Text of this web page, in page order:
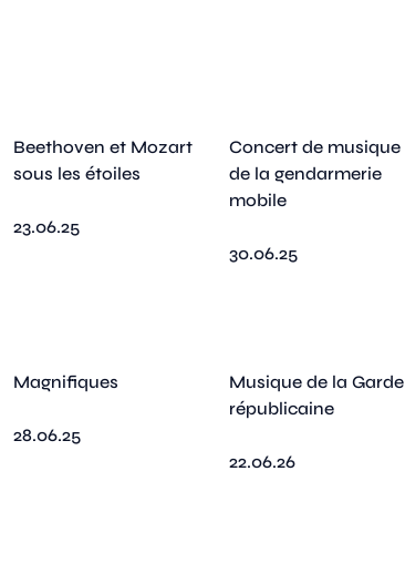
Beethoven et Mozart
sous les étoiles
23.06.25
Concert de musique
de la gendarmerie
mobile
30.06.25
Magnifiques
28.06.25
Musique de la Garde
républicaine
22.06.26